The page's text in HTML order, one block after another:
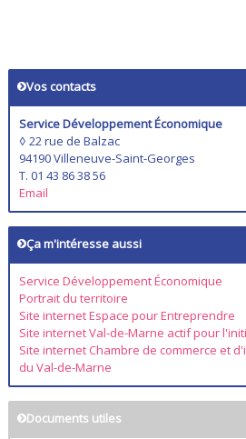
Vos contacts
Service Développement Économique
◊ 22 rue de Balzac
94190 Villeneuve-Saint-Georges
T. 01 43 86 38 56
Email
Ça m'intéresse aussi
Service Développement Économique
Portrait du territoire
Site internet Espace pour Entreprendre
Site internet Val-de-Marne actif pour
Site internet Chambre de commerce et
du Val-de-Marne
Documents utiles